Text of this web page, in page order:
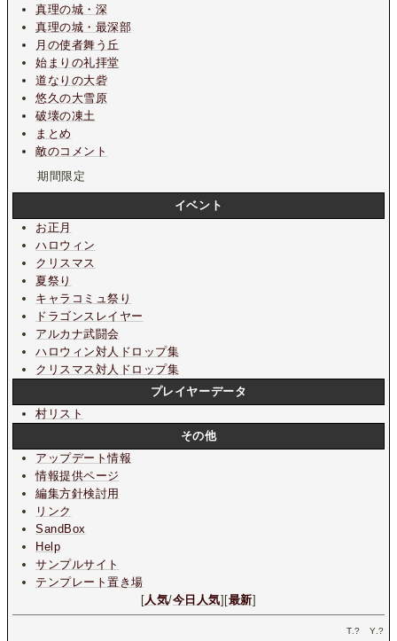
真理の城・深
真理の城・最深部
月の使者舞う丘
始まりの礼拝堂
道なりの大砦
悠久の大雪原
破壊の凍土
まとめ
敵のコメント
期間限定
イベント
お正月
ハロウィン
クリスマス
夏祭り
キャラコミュ祭り
ドラゴンスレイヤー
アルカナ武闘会
ハロウィン対人ドロップ集
クリスマス対人ドロップ集
プレイヤーデータ
村リスト
その他
アップデート情報
情報提供ページ
編集方針検討用
リンク
SandBox
Help
サンプルサイト
テンプレート置き場
[ 人気/今日人気][最新]
T.? Y.?